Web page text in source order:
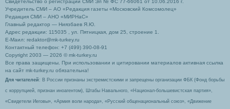
Свидетельство о регистрации СМИ Эл № ФС 77-66061 от 10.06.2016 г.
Учредитель СМИ – АО «Редакция газеты «Московский Комсомолец»
Редакция СМИ – АНО «МИРНаС»
Главный редактор — Ниязбаев Я.Ю.
Адрес редакции: 115035 , ул. Пятницкая, дом 25, строение 1.
Е-Маил: redaktor@mk-turkey.ru
Контактный телефон: +7 (499) 390-08-91
Copyright 2003 — 2026 © mk-turkey.ru
Все права защищены. При использовании и цитировании материалов активная ссылка
на сайт mk-turkey.ru обязательна!
Для читателей : В России признаны экстремистскими и запрещены организации ФБК (Фонд борьбы
с коррупцией, признан иноагентом), Штабы Навального, «Национал-большевистская партия»,
«Свидетели Иеговы», «Армия воли народа», «Русский общенациональный союз», «Движение